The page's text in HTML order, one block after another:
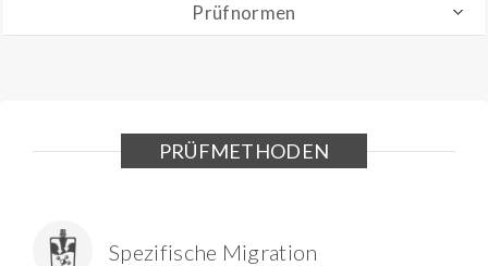
Prüfnormen
PRÜFMETHODEN
Spezifische Migration